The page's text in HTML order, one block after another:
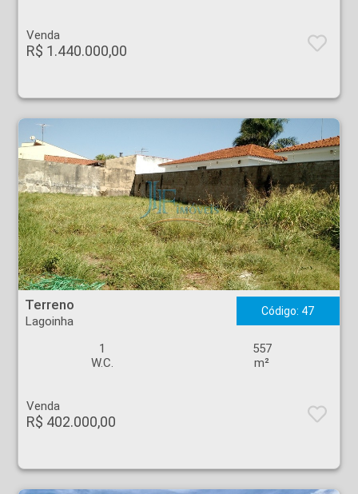
Venda
R$ 1.440.000,00
Terreno - Lagoinha - Ribeirão Preto
Terreno
Lagoinha
Código: 47
1
W.C.
557
m²
Venda
R$ 402.000,00